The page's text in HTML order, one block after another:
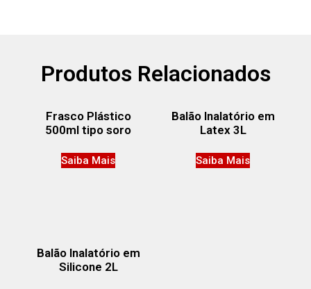
Produtos Relacionados
Frasco Plástico
500ml tipo soro
Saiba Mais
Balão Inalatório em
Latex 3L
Saiba Mais
Balão Inalatório em
Silicone 2L